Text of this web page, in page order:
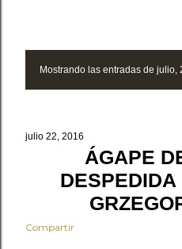
t
a
Mostrando las entradas de julio,
julio 22, 2016
ÁGAPE
Compartir